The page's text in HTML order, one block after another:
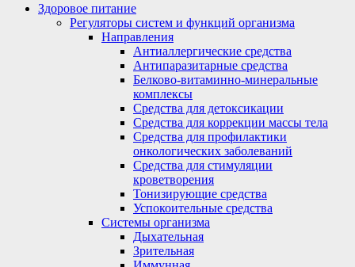
Здоровое питание
Регуляторы систем и функций организма
Направления
Антиаллергические средства
Антипаразитарные средства
Белково-витаминно-минеральные
комплексы
Средства для детоксикации
Средства для коррекции массы тела
Средства для профилактики
онкологических заболеваний
Средства для стимуляции
кроветворения
Тонизирующие средства
Успокоительные средства
Системы организма
Дыхательная
Зрительная